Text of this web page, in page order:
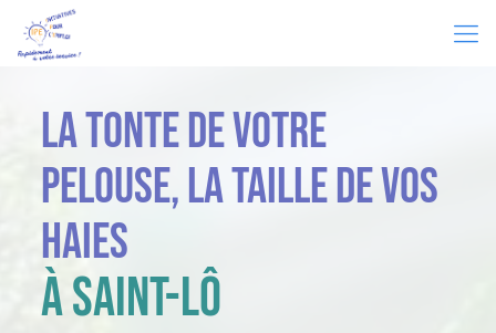
La tonte de votre
pelouse, la taille de vos
haies
à Saint-Lô